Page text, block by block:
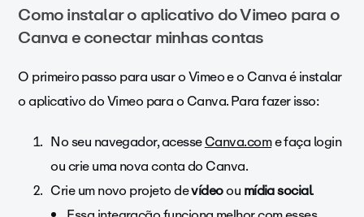
Como instalar o aplicativo do Vimeo para o
Canva e conectar minhas contas
O primeiro passo para usar o Vimeo e o Canva é instalar
o aplicativo do Vimeo para o Canva. Para fazer isso:
No seu navegador, acesseCanva.come faça login
ou crie uma nova conta do Canva.
Crie um novo projeto devídeooumídia social.